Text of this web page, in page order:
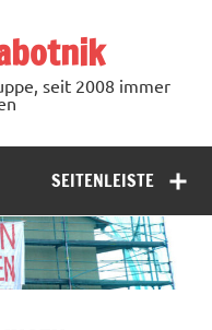
seit 2008 immer
SEITENLEISTE